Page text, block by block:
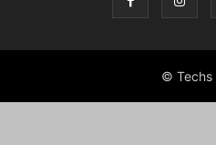
© Techs